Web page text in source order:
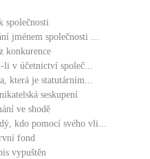
společnosti
jménem společnosti ...
konkurence
li v účetnictví společ...
která je statutárním...
seskupení
ve shodě
kdo pomocí svého vli...
fond
vypuštěn